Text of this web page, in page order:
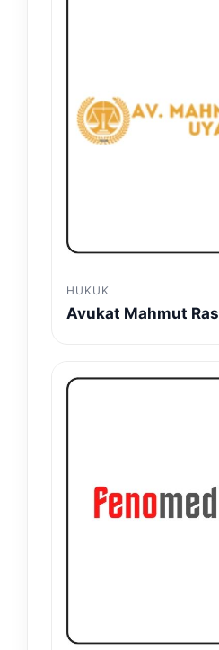
HUKUK
Avukat Mahmut